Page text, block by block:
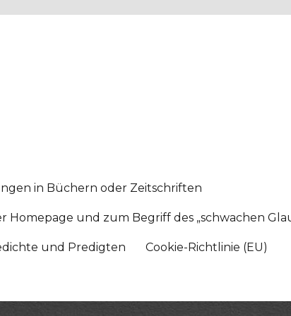
in Büchern oder Zeitschriften
und zum Begriff des „schwachen
und Predigten Cookie-Richtlinie (EU)